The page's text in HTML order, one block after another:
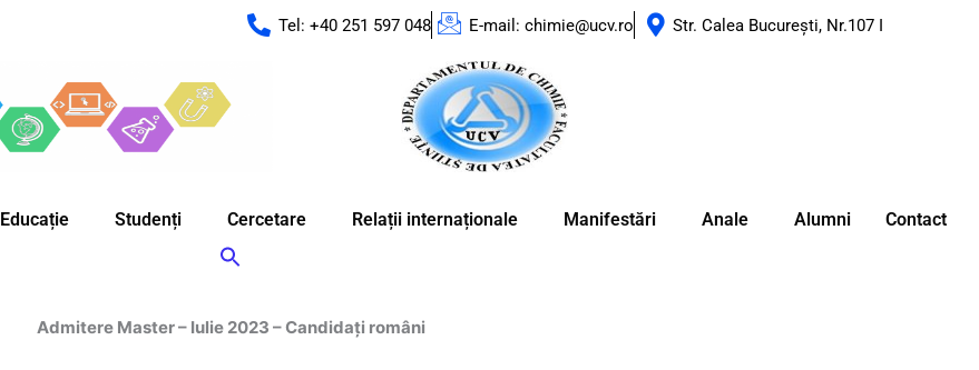
Tel: +40 251 597 048 E-mail: chimie@ucv.ro Str. Calea Bucureşti, Nr.107 I
Educație Studenți Cercetare Relații internaționale Manifestări Anale Alumni Contact
Admitere Master – Iulie 2023 – Candidați români